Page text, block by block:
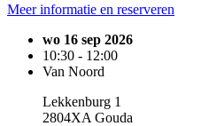
Meer informatie en reserveren
wo 16 sep 2026
10:30 - 12:00
Van Noord
Lekkenburg 1
2804XA Gouda